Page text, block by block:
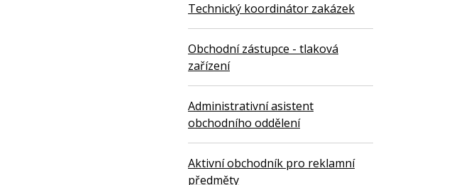
Technický koordinátor zakázek
Obchodní zástupce - tlaková
zařízení
Administrativní asistent
obchodního oddělení
Aktivní obchodník pro reklamní
předměty